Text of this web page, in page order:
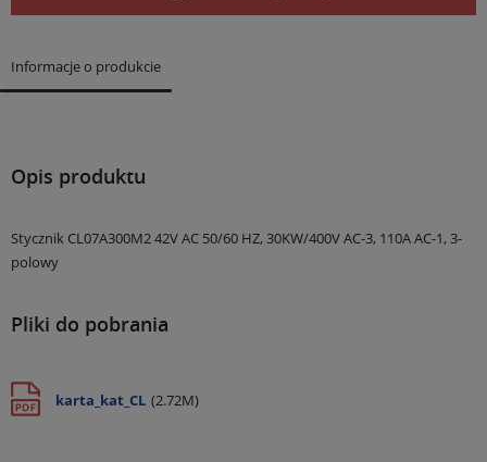
Informacje o produkcie
Opis produktu
Stycznik CL07A300M2 42V AC 50/60 HZ, 30KW/400V AC-3, 110A AC-1, 3-
polowy
Pliki do pobrania
karta_kat_CL (2.72M)